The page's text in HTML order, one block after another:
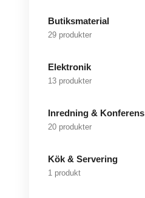
Butiksmaterial
29 produkter
Elektronik
13 produkter
Inredning & Konferens
20 produkter
Kök & Servering
1 produkt